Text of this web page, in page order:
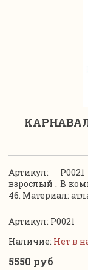
Артикул:
взрослый . В
46. Материал:
Артикул: P0021
Наличие: Нет в
5550 руб